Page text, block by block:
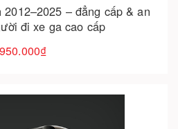
– đẳng cấp & an
đi xe ga cao cấp
950.000₫